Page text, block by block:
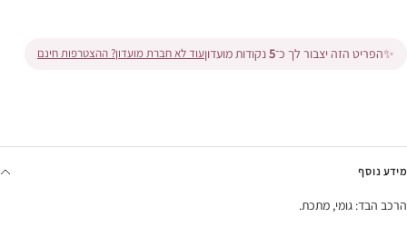
✨הפריט הזה יצבור לך כ־5נקודות מועדוןעוד לא חברת מועדון? ההצטרפות חינם
מידע נוסף
הרכב הבד: גומי, מתכת.